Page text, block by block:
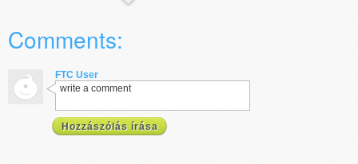
Comments:
FTC User
write a comment
Hozzászólás írása